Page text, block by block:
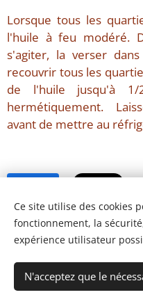
Lorsque tous les
l'huile à feu modéré.
s'agiter, la verser
recouvrir tous les
de l'huile jusqu'à
hermétiquement.
avant de mettre au
Ce site utilise des cookies
fonctionnement, la
expérience utilisateur
N'acceptez que le